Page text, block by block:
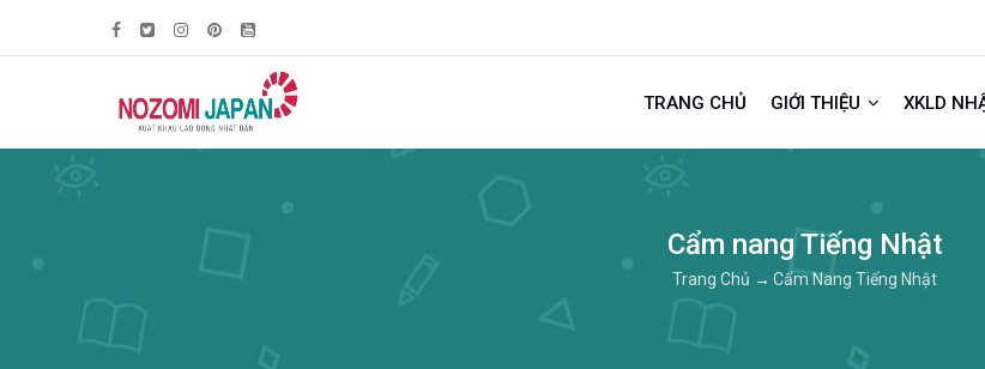
TRANG CHỦ GIỚI THIỆU XKLD
Cẩm nang Tiếng Nhật
Trang Chủ → Cẩm Nang Tiếng Nhật